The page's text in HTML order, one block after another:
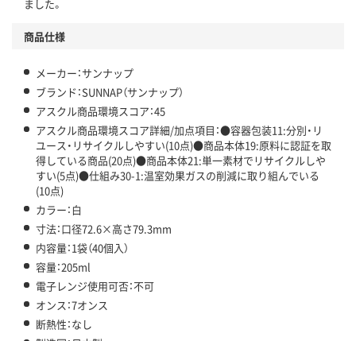
ました。
商品仕様
メーカー：サンナップ
ブランド：SUNNAP（サンナップ）
アスクル商品環境スコア：45
アスクル商品環境スコア詳細/加点項目：●容器包装11:分別・リ
ユース・リサイクルしやすい(10点)●商品本体19:原料に認証を取
得している商品(20点)●商品本体21:単一素材でリサイクルしや
すい(5点)●仕組み30-1:温室効果ガスの削減に取り組んでいる
(10点)
カラー：白
寸法：口径72.6×高さ79.3mm
内容量：1袋（40個入）
容量：205ml
電子レンジ使用可否：不可
オンス：7オンス
断熱性：なし